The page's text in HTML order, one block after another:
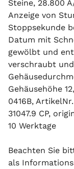
Steine, 28.800
Anzeige von
Stoppsekunde
Datum mit
gewölbt und
verschraubt
Gehäusehöhe
0416B,
31047.9 CP,
10 Werktage
Beachten Sie
als